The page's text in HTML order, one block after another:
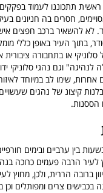
תתכוננו לעמוד
חסרים בה חניונים
לא להשאיר ברכב חפצים
בתוך העיר באופן כללי
או בתחבורה ציבורית
לנהיגה" וגם נהגי סלוניקי
אחרות, שימו לב במיוחד
קיצונ של נהגים
הססנות.
בין ערביים ובימים
לעיר הרבה פעמים כרוכה
ברובה הררית, ולכן, מחוץ
בכבישים צרים ומפותלים וכן